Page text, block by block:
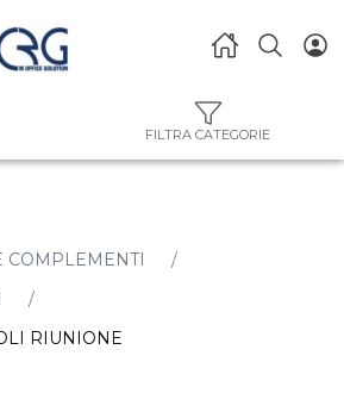
FILTRA CATEGORIE
COMPLEMENTI
RIUNIONE